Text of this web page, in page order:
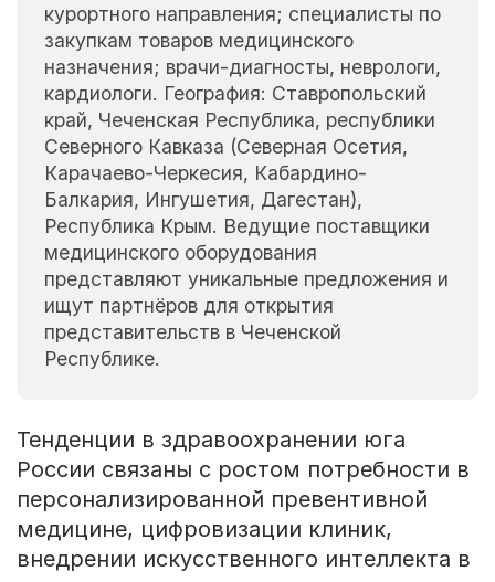
курортного направления; специалисты по
закупкам товаров медицинского
назначения; врачи-диагносты, неврологи,
кардиологи. География: Ставропольский
край, Чеченская Республика, республики
Северного Кавказа (Северная Осетия,
Карачаево-Черкесия, Кабардино-
Балкария, Ингушетия, Дагестан),
Республика Крым. Ведущие поставщики
медицинского оборудования
представляют уникальные предложения и
ищут партнёров для открытия
представительств в Чеченской
Республике.
Тенденции в здравоохранении юга
России связаны с ростом потребности в
персонализированной превентивной
медицине, цифровизации клиник,
внедрении искусственного интеллекта в